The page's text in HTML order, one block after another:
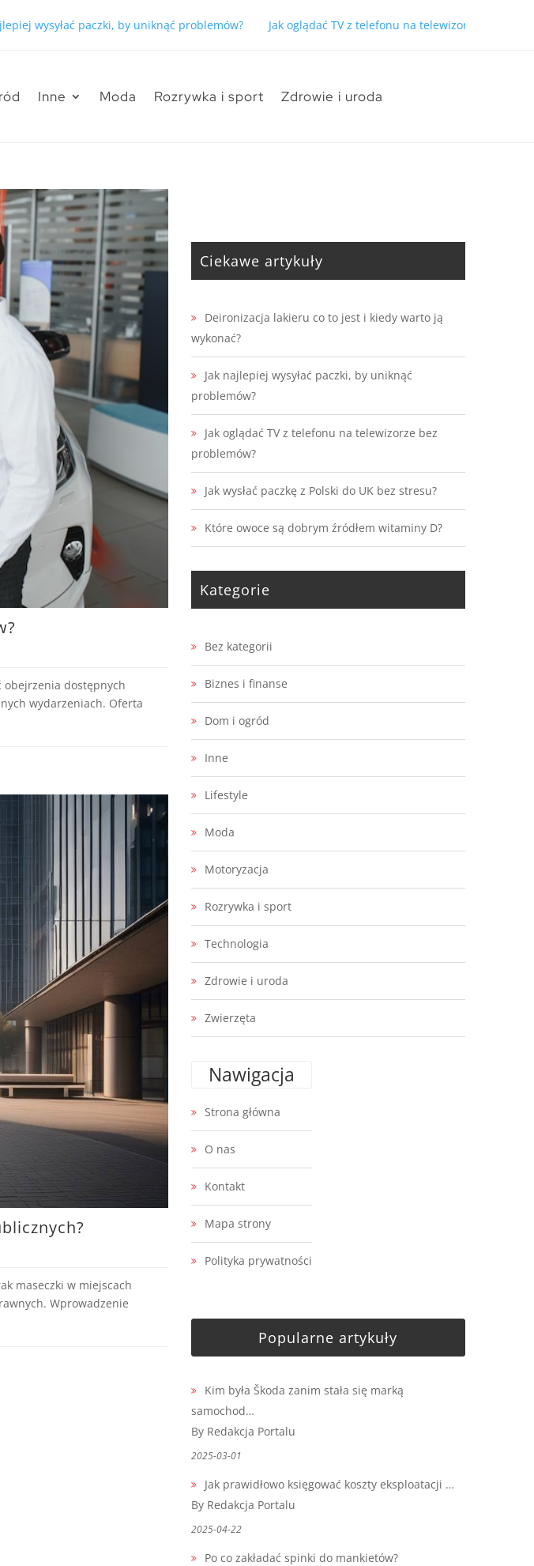
wysyłać paczki, by uniknąć problemów? Jak oglądać TV z telefonu na telewizorze bez
Inne Moda Rozrywka i sport Zdrowie i uroda
obejrzenia dostępnych
wydarzeniach. Oferta
maseczki w miejscach
Wprowadzenie
Ciekawe artykuły
Deironizacja lakieru co to jest i kiedy warto ją
wykonać?
Jak najlepiej wysyłać paczki, by uniknąć
problemów?
Jak oglądać TV z telefonu na telewizorze bez
problemów?
Jak wysłać paczkę z Polski do UK bez stresu?
Które owoce są dobrym źródłem witaminy D?
Kategorie
Bez kategorii
Biznes i finanse
Dom i ogród
Inne
Lifestyle
Moda
Motoryzacja
Rozrywka i sport
Technologia
Zdrowie i uroda
Zwierzęta
Nawigacja
Strona główna
O nas
Kontakt
Mapa strony
Polityka prywatności
Popularne artykuły
Kim była Škoda zanim stała się marką
samochod…
By Redakcja Portalu
2025-03-01
Jak prawidłowo księgować koszty eksploatacji …
By Redakcja Portalu
2025-04-22
Po co zakładać spinki do mankietów?